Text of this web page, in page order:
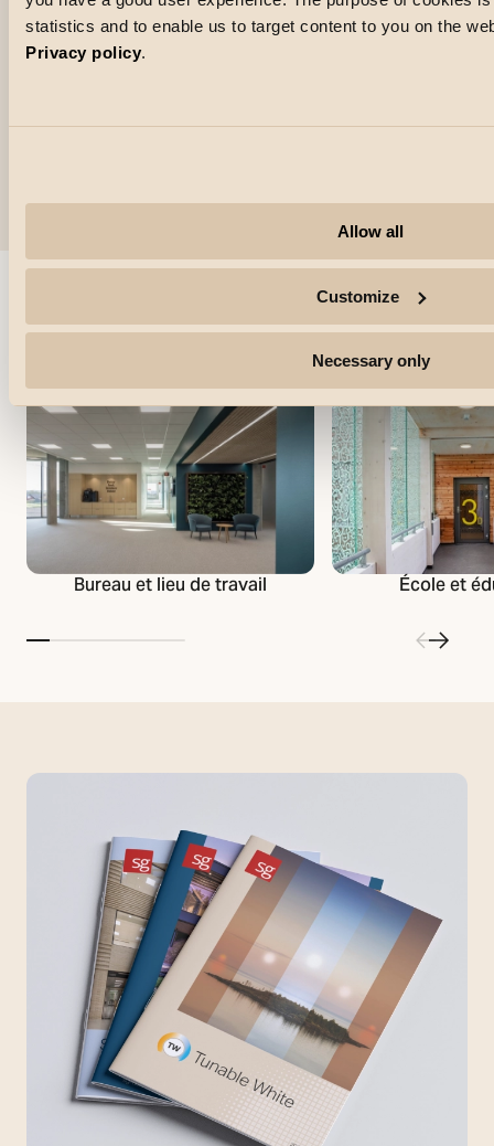
statistics and to enable us to target content to you on the
Privacy policy.
Allow all
Customize
Necessary only
Prévoir un usage multiple avec des
systèmes intelligents
personnel de passer instantanément d'un éclairage
S'inspirer des autres
Bureau et lieu de travail École et